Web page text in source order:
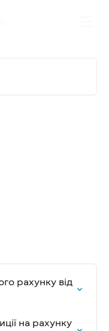
рахунку від
на рахунку